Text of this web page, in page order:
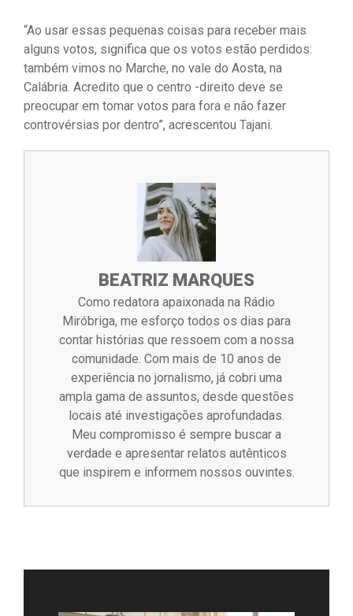
“Ao usar essas pequenas coisas para receber mais
alguns votos, significa que os votos estão perdidos:
também vimos no Marche, no vale do Aosta, na
Calábria. Acredito que o centro -direito deve se
preocupar em tomar votos para fora e não fazer
controvérsias por dentro”, acrescentou Tajani.
BEATRIZ MARQUES
Como redatora apaixonada na Rádio
Miróbriga, me esforço todos os dias para
contar histórias que ressoem com a nossa
comunidade. Com mais de 10 anos de
experiência no jornalismo, já cobri uma
ampla gama de assuntos, desde questões
locais até investigações aprofundadas.
Meu compromisso é sempre buscar a
verdade e apresentar relatos autênticos
que inspirem e informem nossos ouvintes.